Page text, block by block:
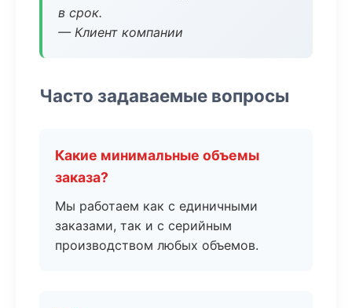
в срок.
— Клиент компании
Часто задаваемые вопросы
Какие минимальные объемы
заказа?
Мы работаем как с единичными
заказами, так и с серийным
производством любых объемов.